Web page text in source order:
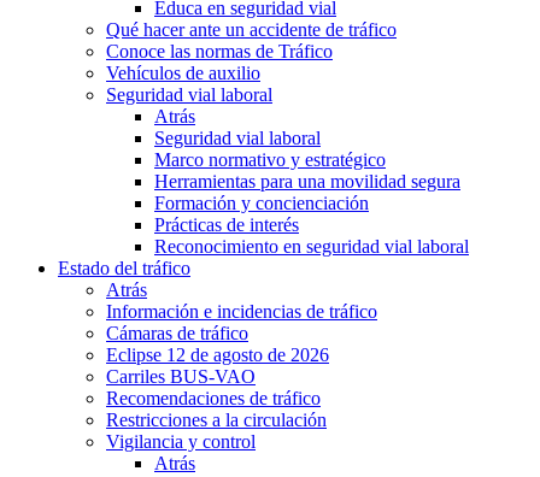
Educa en seguridad vial
Qué hacer ante un accidente de tráfico
Conoce las normas de Tráfico
Vehículos de auxilio
Seguridad vial laboral
Atrás
Seguridad vial laboral
Marco normativo y estratégico
Herramientas para una movilidad segura
Formación y concienciación
Prácticas de interés
Reconocimiento en seguridad vial laboral
Estado del tráfico
Atrás
Información e incidencias de tráfico
Cámaras de tráfico
Eclipse 12 de agosto de 2026
Carriles BUS-VAO
Recomendaciones de tráfico
Restricciones a la circulación
Vigilancia y control
Atrás